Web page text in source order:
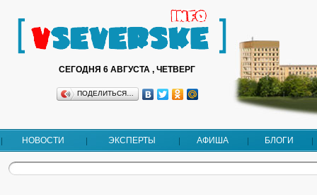
СЕГОДНЯ 6 АВГУСТА , ЧЕТВЕРГ
ПОДЕЛИТЬСЯ…
НОВОСТИ ЭКСПЕРТЫ АФИША БЛОГИ